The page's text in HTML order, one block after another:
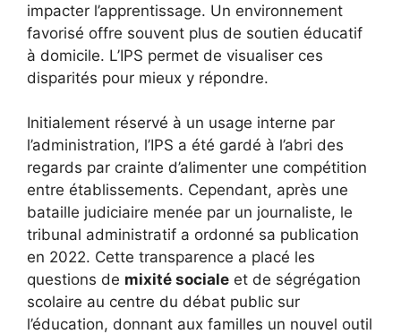
impacter l’apprentissage. Un environnement
favorisé offre souvent plus de soutien éducatif
à domicile. L’IPS permet de visualiser ces
disparités pour mieux y répondre.
Initialement réservé à un usage interne par
l’administration, l’IPS a été gardé à l’abri des
regards par crainte d’alimenter une compétition
entre établissements. Cependant, après une
bataille judiciaire menée par un journaliste, le
tribunal administratif a ordonné sa publication
en 2022. Cette transparence a placé les
questions de mixité sociale et de ségrégation
scolaire au centre du débat public sur
l’éducation, donnant aux familles un nouvel outil